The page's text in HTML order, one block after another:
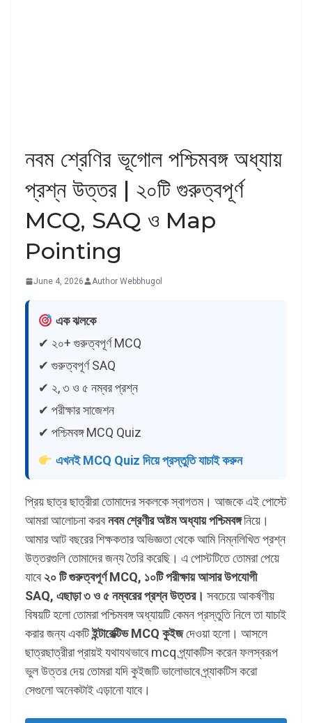
নবম শ্রেণির ভূগোল পশ্চিমবঙ্গ অধ্যায়
প্রশ্ন উত্তর | ২০টি গুরুত্বপূর্ণ
MCQ, SAQ ও Map
Pointing
June 4, 2026 Author Webbhugol
এক ঝলকে
✔ ২০+ গুরুত্বপূর্ণ MCQ
✔ গুরুত্বপূর্ণ SAQ
✔ ২, ৩ ও ৫ নম্বর প্রশ্ন
✔ পরীক্ষার সাজেশন
✔ পশ্চিমবঙ্গ MCQ Quiz
এখনই MCQ Quiz দিয়ে প্রস্তুতি যাচাই করুন
প্রিয় ছাত্র ছাত্রীরা তোমাদের সকলকে স্বাগতম। আজকে এই পোস্টে
আমরা আলোচনা করবনবম শ্রেণীর অষ্টম অধ্যায় পশ্চিমবঙ্গনিয়ে।
আমার আট বছরের শিক্ষকতার অভিজ্ঞতা থেকে আমি নিম্নলিখিত প্রশ্ন
উত্তরগুলি তোমাদের জন্য তৈরি করেছি। এ পোস্টটিতে তোমরা পেয়ে
যাবে২০ টি গুরুত্বপূর্ণ MCQ, ১০টি পরীক্ষায় আসার উপযোগী
SAQ, এছাড়া ৩ ও ৫ নম্বরের প্রশ্ন উত্তর। সবচেয়ে আকর্ষণীয়
বিষয়টি হলো তোমরা পশ্চিমবঙ্গ অধ্যায়টি কেমন প্রস্তুতি নিলে তা যাচাই
করার জন্য একটিইন্টারেক্টিভ MCQ কুইজদেওয়া হলো। আসলে
ছাত্রছাত্রীরা প্রায়ই যথাযথভাবে mcq প্র্যাকটিস করেন ফলস্বরূপ
ভুল উত্তর দেয় তোমরা যদি কুইজটি ভালোভাবে প্র্যাকটিস করো
সেগুলো অনেকটাই এড়ানো যাবে।